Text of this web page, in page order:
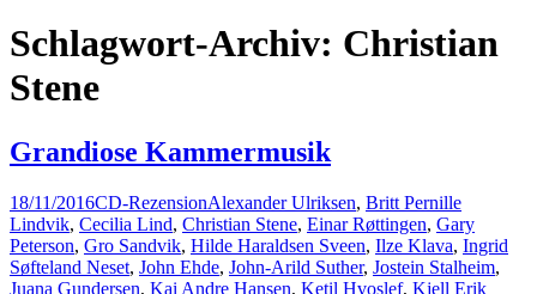
Schlagwort-Archiv: Christian
Stene
Grandiose Kammermusik
18/11/2016CD-RezensionAlexander Ulriksen, Britt Pernille
Lindvik, Cecilia Lind, Christian Stene, Einar Røttingen, Gary
Peterson, Gro Sandvik, Hilde Haraldsen Sveen, Ilze Klava, Ingrid
Søfteland Neset, John Ehde, John-Arild Suther, Jostein Stalheim,
Juana Gundersen, Kai Andre Hansen, Ketil Hvoslef, Kjell Erik